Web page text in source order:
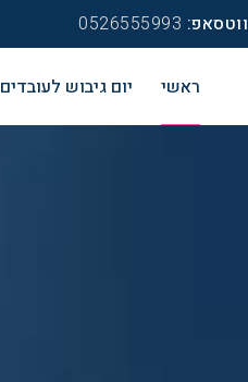
ווטסאפ: 0526555993
ראשי יום גיבוש לעובדים